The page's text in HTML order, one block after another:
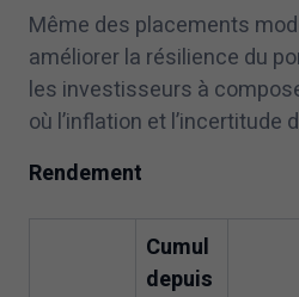
Même des placements
améliorer la résilience du
les investisseurs à
où l’inflation et l’incertitude
Rendement
Cumul
depuis